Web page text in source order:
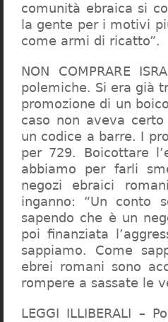
comunità ebraica si
la gente per i motivi
come armi di ricatto”.
NON COMPRARE
polemiche. Si era già
promozione di un
caso non aveva
un codice a barre. I
per 729. Boicottare
abbiamo per farli
negozi ebraici
inganno: “Un conto
sapendo che è un
poi finanziata
sappiamo. Come
ebrei romani sono
rompere a sassate le
LEGGI ILLIBERALI –